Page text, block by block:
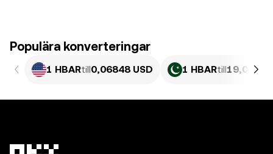
Populära konverteringar
1 HBARtill0,06848 USD 1 HBARtill19,02